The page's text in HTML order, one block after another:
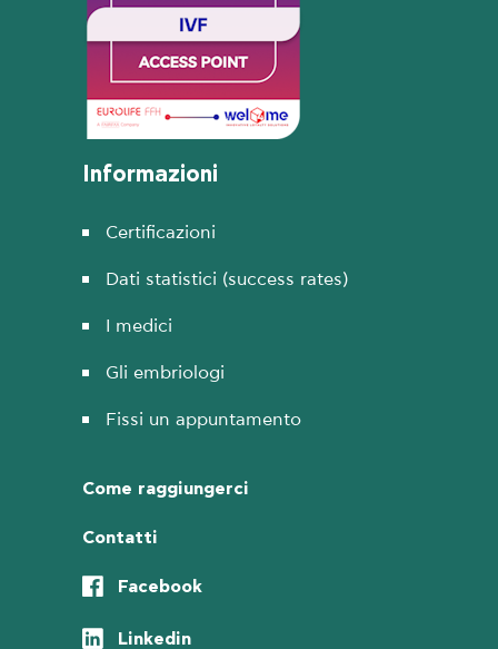
Informazioni
Certificazioni
Dati statistici (success rates)
I medici
Gli embriologi
Fissi un appuntamento
Come raggiungerci
Contatti
Facebook
Linkedin